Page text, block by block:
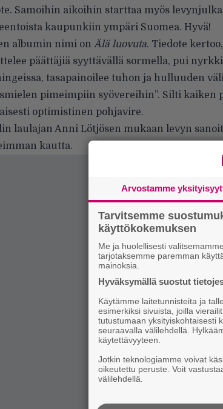
Samoihin aikoihin starttaa myös
kaupunkiin ympäri Suomea. Hyvä!
albumin nimi on Älä luovuta. Tiedote
päättäjiä syyttävällä sormella, pui
tasapainoilee tuhon ja hulluuden
pimeimpiin syövereihin”. Silti kaiken
optimistinen pohjavire.
laulajan Anni Lötjösen mukaan levyn
kautta.
Arvostamme
Tarvitsemme
käyttökokemuksen
Me ja huolellisesti valitsemamme
tarjotaksemme paremman
mainoksia.
Hyväksymällä suostut
Käytämme laitetunnisteita ja
esimerkiksi sivuista, joilla
tutustumaan yksityiskohtaisesti
seuraavalla välilehdellä.
käytettävyyteen.
Jotkin teknologiamme voivat
oikeutettu peruste. Voit
välilehdellä.